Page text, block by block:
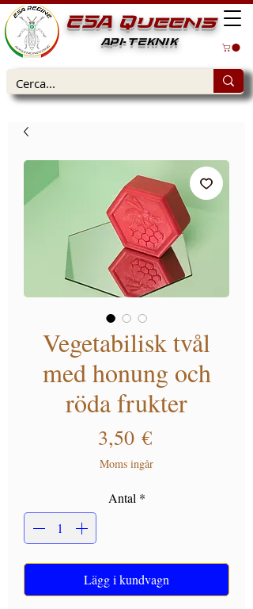
ESA Queens
API-TEKNIK
Vegetabilisk tvål
med honung och
röda frukter
3,50 €Pris
Moms ingår
Antal *
Lägg i kundvagn